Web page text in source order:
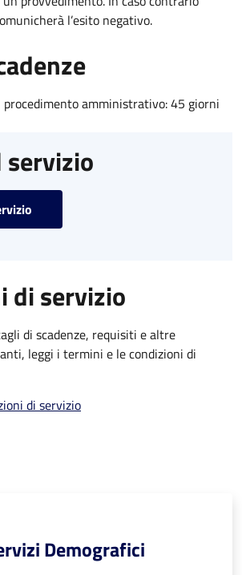
l’esito negativo.
procedimento amministrativo: 45 giorni
servizio
di servizio
di scadenze, requisiti e altre
leggi i termini e le condizioni di
di servizio
Demografici